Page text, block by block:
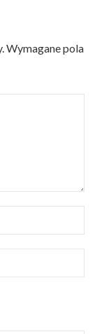
Wymagane pola